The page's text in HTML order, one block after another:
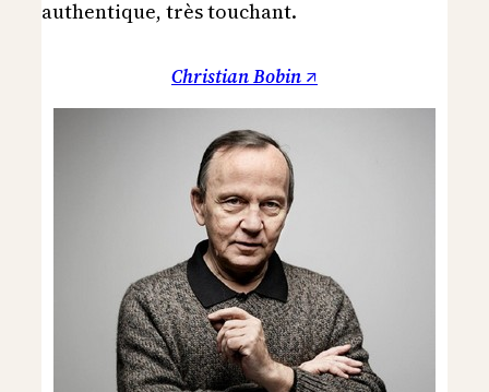
authentique, très touchant.
Christian Bobin ↗